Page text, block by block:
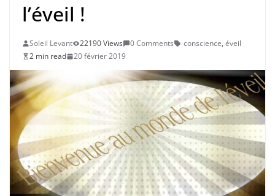
l’éveil !
Soleil Levant 22190 Views 0 Comments conscience, éveil
2 min read
20 février 2019